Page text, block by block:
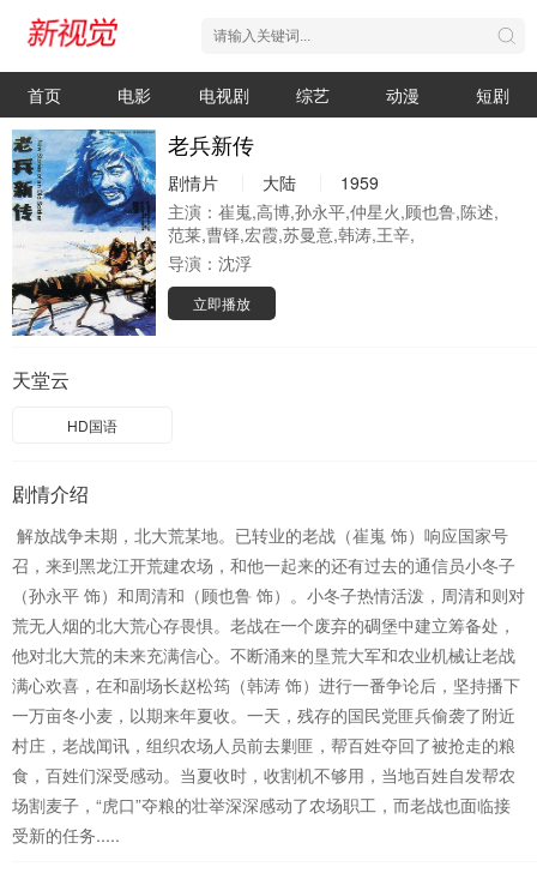
首页 电影 电视剧 综艺 动漫 短剧
老兵新传
剧情片 大陆
1959
主演： 崔嵬,高博,孙永平,仲星火,顾也鲁,陈述,
范莱,曹铎,宏霞,苏曼意,韩涛,王辛,
导演： 沈浮
立即播放
天堂云
HD国语
剧情介绍
解放战争未期，北大荒某地。已转业的老战（崔嵬 饰）响应国家号
召，来到黑龙江开荒建农场，和他一起来的还有过去的通信员小冬子
（孙永平 饰）和周清和（顾也鲁 饰）。小冬子热情活泼，周清和则对
荒无人烟的北大荒心存畏惧。老战在一个废弃的碉堡中建立筹备处，
他对北大荒的未来充满信心。不断涌来的垦荒大军和农业机械让老战
满心欢喜，在和副场长赵松筠（韩涛 饰）进行一番争论后，坚持播下
一万亩冬小麦，以期来年夏收。一天，残存的国民党匪兵偷袭了附近
村庄，老战闻讯，组织农场人员前去剿匪，帮百姓夺回了被抢走的粮
食，百姓们深受感动。当夏收时，收割机不够用，当地百姓自发帮农
场割麦子，“虎口”夺粮的壮举深深感动了农场职工，而老战也面临接
受新的任务.....